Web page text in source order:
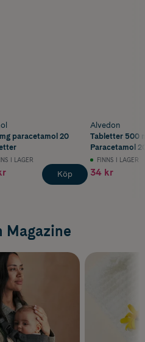
paracetamol 20
I LAGER
Köp
Alvedon
Tabletter 500
Paracetamol
FINNS I LAGER
34 kr
Magazine